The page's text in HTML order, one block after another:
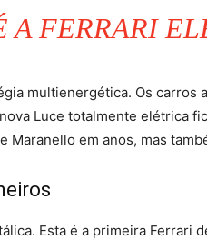
A FERRARI
multienergética. Os carros
Luce totalmente elétrica
Maranello em anos, mas
Esta é a primeira Ferrari